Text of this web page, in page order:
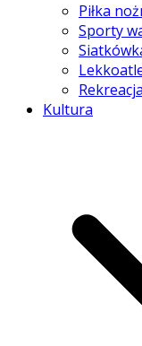
Piłka
Sporty
Rekreacja
Kultura